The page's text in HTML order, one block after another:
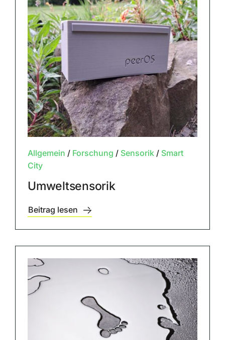
Allgemein / Forschung / Sensorik/ Smart
City
Umweltsensorik
Beitrag lesen